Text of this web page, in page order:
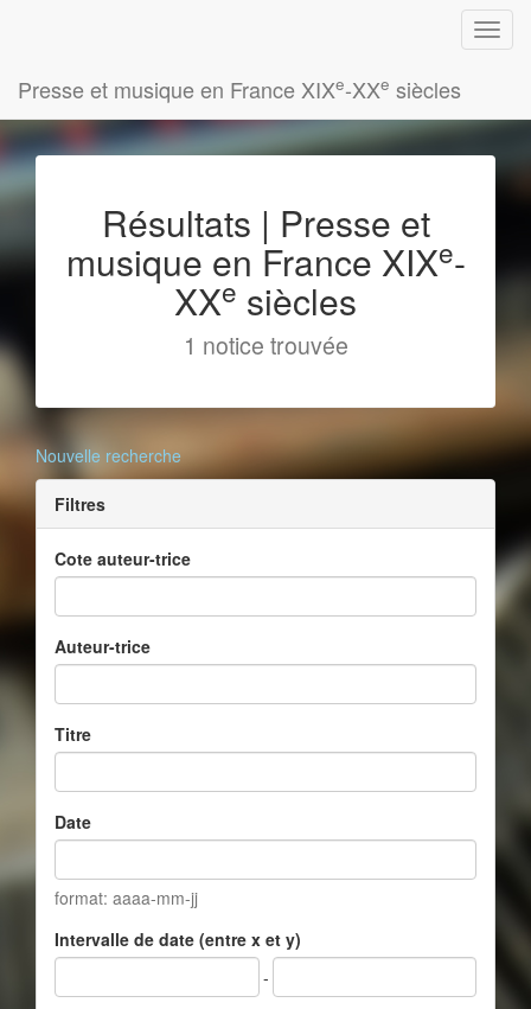
Presse et musique en France XIXe-XXe siècles
Résultats | Presse et
musique en France XIXe-
XXe siècles
1 notice trouvée
Nouvelle recherche
Filtres
Cote auteur-trice
Auteur-trice
Titre
Date
format: aaaa-mm-jj
Intervalle de date (entre x et y)
-